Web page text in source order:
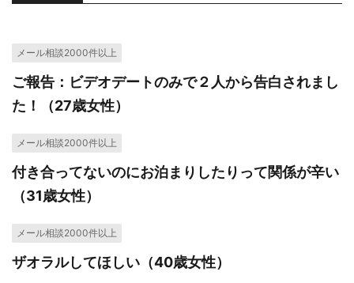
メール相談2000件以上
ご報告：ビデオデートのみで２人から告白されまし
た！（27歳女性）
メール相談2000件以上
付き合ってないのにお泊まりしたりって関係が辛い
（31歳女性）
メール相談2000件以上
ザオラルしてほしい（40歳女性）